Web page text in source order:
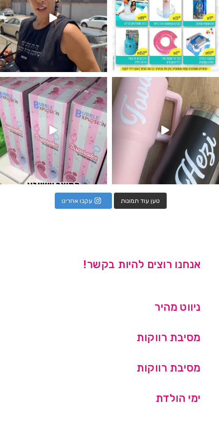
מטף לגילוי מין העובר חזר למלא
טען עוד תמונות עקבו אחרינו
אנחנו רוצים להיות בקשר!
ניווט מהיר
מסיבת רווקות
מסיבת רווקות
ימי הולדת